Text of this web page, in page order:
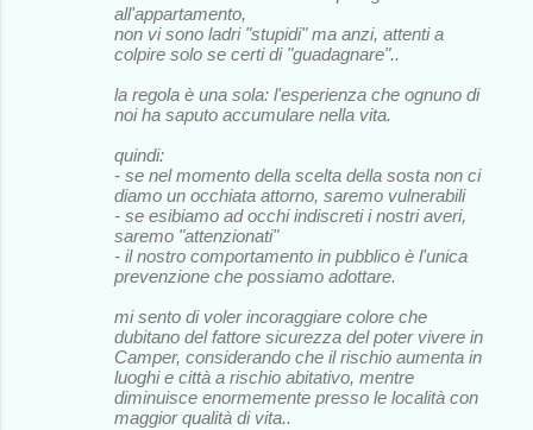
all'appartamento,
non vi sono ladri "stupidi" ma anzi, attenti a
colpire solo se certi di "guadagnare"..
la regola è una sola: l'esperienza che ognuno di
noi ha saputo accumulare nella vita.
quindi:
- se nel momento della scelta della sosta non ci
diamo un occhiata attorno, saremo vulnerabili
- se esibiamo ad occhi indiscreti i nostri averi,
saremo "attenzionati"
- il nostro comportamento in pubblico è l'unica
prevenzione che possiamo adottare.
mi sento di voler incoraggiare colore che
dubitano del fattore sicurezza del poter vivere in
Camper, considerando che il rischio aumenta in
luoghi e città a rischio abitativo, mentre
diminuisce enormemente presso le località con
maggior qualità di vita..